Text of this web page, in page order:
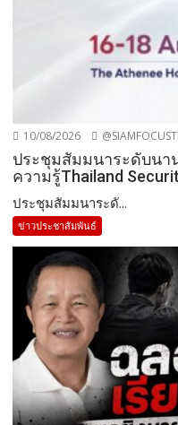
10/08/2026
ประชุมสัมมนาระดับนา
ความรู้Thailand
ประชุมสัมมนาระดั...
ข่าวประชาสัมพันธ์